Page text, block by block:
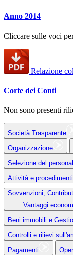
Anno 2014
Cliccare sulle voci
Relazione
Corte dei Conti
Non sono presenti
Società Trasparente
Organizzazione
Selezione del
Attività e procedimenti
Sovvenzioni,
Vantaggi
Beni immobili e
Controlli e rilievi
Pagamenti